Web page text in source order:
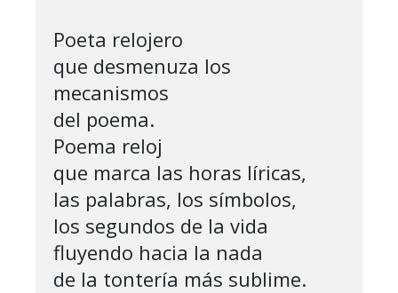
Poeta relojero
que desmenuza los
mecanismos
del poema.
Poema reloj
que marca las horas líricas,
las palabras, los símbolos,
los segundos de la vida
fluyendo hacia la nada
de la tontería más sublime.